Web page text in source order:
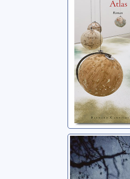
Koutaïssoff,
Wanderer
Léon, Sarah